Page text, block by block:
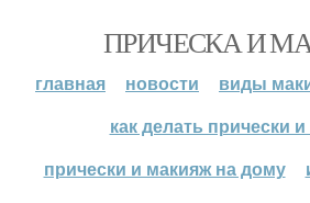
ПРИЧЕСКА И
главная новости
виды
как делать прически
прически и макияж на дому